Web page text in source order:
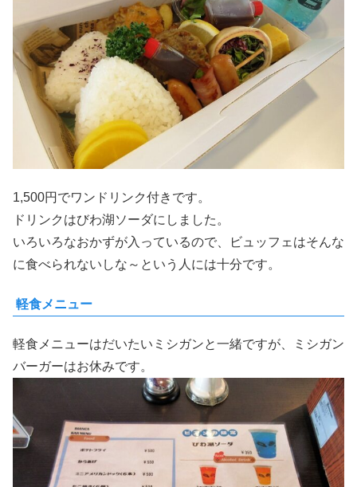
1,500円でワンドリンク付きです。
ドリンクはびわ湖ソーダにしました。
いろいろなおかずが入っているので、ビュッフェはそんな
に食べられないしな～という人には十分です。
軽食メニュー
軽食メニューはだいたいミシガンと一緒ですが、ミシガン
バーガーはお休みです。